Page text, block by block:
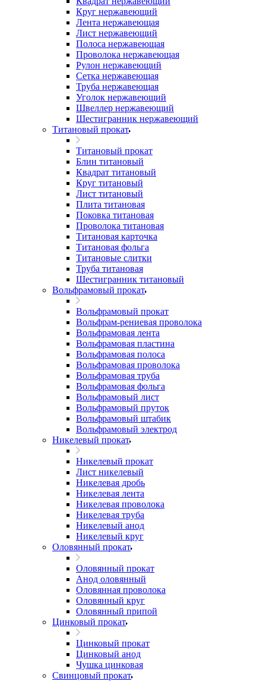
Круг нержавеющий
Лента нержавеющая
Лист нержавеющий
Полоса нержавеющая
Проволока нержавеющая
Рулон нержавеющий
Сетка нержавеющая
Труба нержавеющая
Уголок нержавеющий
Швеллер нержавеющий
Шестигранник нержавеющий
Титановый прокат
Титановый прокат
Блин титановый
Квадрат титановый
Круг титановый
Лист титановый
Плита титановая
Поковка титановая
Проволока титановая
Титановая карточка
Титановая фольга
Титановые слитки
Труба титановая
Шестигранник титановый
Вольфрамовый прокат
Вольфрамовый прокат
Вольфрам-рениевая проволока
Вольфрамовая лента
Вольфрамовая пластина
Вольфрамовая полоса
Вольфрамовая проволока
Вольфрамовая труба
Вольфрамовая фольга
Вольфрамовый лист
Вольфрамовый пруток
Вольфрамовый штабик
Вольфрамовый электрод
Никелевый прокат
Никелевый прокат
Лист никелевый
Никелевая дробь
Никелевая лента
Никелевая проволока
Никелевая труба
Никелевый анод
Никелевый круг
Оловянный прокат
Оловянный прокат
Анод оловянный
Оловянная проволока
Оловянный круг
Оловянный припой
Цинковый прокат
Цинковый прокат
Цинковый анод
Чушка цинковая
Свинцовый прокат